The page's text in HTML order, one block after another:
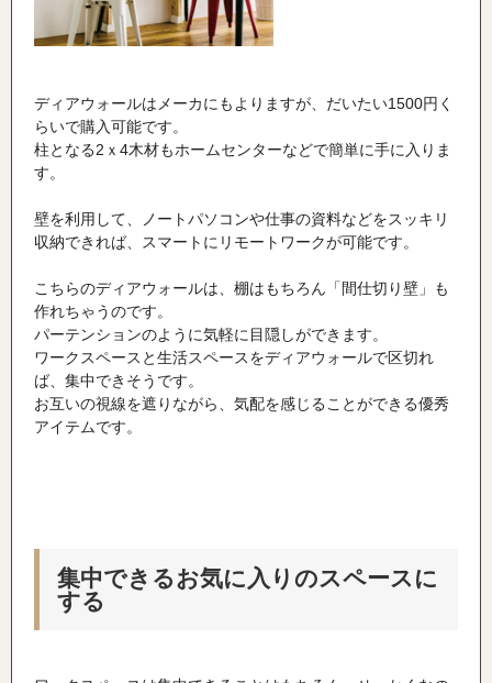
ディアウォールはメーカにもよりますが、だいたい1500円く
らいで購入可能です。
柱となる2 ｘ 4木材もホームセンターなどで簡単に手に入りま
す。
壁を利用して、ノートパソコンや仕事の資料などをスッキリ
収納できれば、スマートにリモートワークが可能です。
こちらのディアウォールは、棚はもちろん「間仕切り壁」も
作れちゃうのです。
パーテンションのように気軽に目隠しができます。
ワークスペースと生活スペースをディアウォールで区切れ
ば、集中できそうです。
お互いの視線を遮りながら、気配を感じることができる優秀
アイテムです。
集中できるお気に入りのスペースに
する